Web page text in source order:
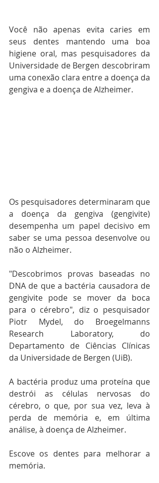
Você não apenas evita caries em
seus dentes mantendo uma boa
higiene oral, mas pesquisadores da
Universidade de Bergen descobriram
uma conexão clara entre a doença da
gengiva e a doença de Alzheimer.
Os pesquisadores determinaram que
a doença da gengiva (gengivite)
desempenha um papel decisivo em
saber se uma pessoa desenvolve ou
não o Alzheimer.
"Descobrimos provas baseadas no
DNA de que a bactéria causadora de
gengivite pode se mover da boca
para o cérebro", diz o pesquisador
Piotr Mydel, do Broegelmanns
Research Laboratory, do
Departamento de Ciências Clínicas
da Universidade de Bergen (UiB).
A bactéria produz uma proteína que
destrói as células nervosas do
cérebro, o que, por sua vez, leva à
perda de memória e, em última
análise, à doença de Alzheimer.
Escove os dentes para melhorar a
memória.